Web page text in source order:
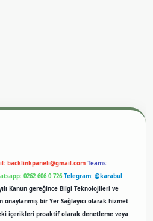
backlinkpaneli@gmail.com Teams:
0262 606 0 726 Telegram: @karabul
Kanun gereğince Bilgi Teknolojileri ve
bir Yer Sağlayıcı olarak hizmet
içerikleri proaktif olarak denetleme veya